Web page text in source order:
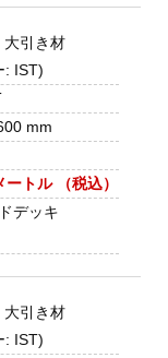
大引き材
: IST)
mm
トル （税込）
デッキ
大引き材
: IST)